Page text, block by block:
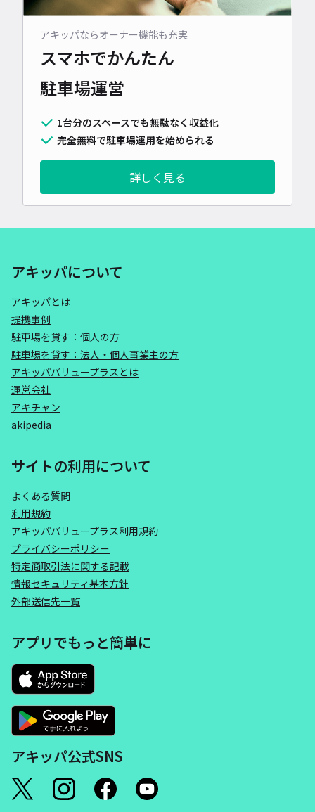
アキッパならオーナー機能も充実
スマホでかんたん
駐車場運営
1台分のスペースでも無駄なく収益化
完全無料で駐車場運用を始められる
詳しく見る
アキッパについて
アキッパとは
提携事例
駐車場を貸す：個人の方
駐車場を貸す：法人・個人事業主の方
アキッパバリュープラスとは
運営会社
アキチャン
akipedia
サイトの利用について
よくある質問
利用規約
アキッパバリュープラス利用規約
プライバシーポリシー
特定商取引法に関する記載
情報セキュリティ基本方針
外部送信先一覧
アプリでもっと簡単に
アキッパ公式SNS